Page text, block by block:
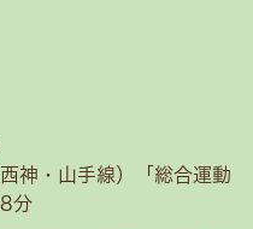
神・山手線）「総合運動
分